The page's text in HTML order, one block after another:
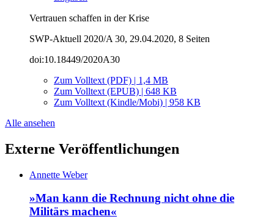
Vertrauen schaffen in der Krise
SWP-Aktuell 2020/A 30, 29.04.2020, 8 Seiten
doi:10.18449/2020A30
Zum Volltext (PDF) | 1,4 MB
Zum Volltext (EPUB) | 648 KB
Zum Volltext (Kindle/Mobi) | 958 KB
Alle ansehen
Externe Veröffentlichungen
Annette Weber
»Man kann die Rechnung nicht ohne die
Militärs machen«